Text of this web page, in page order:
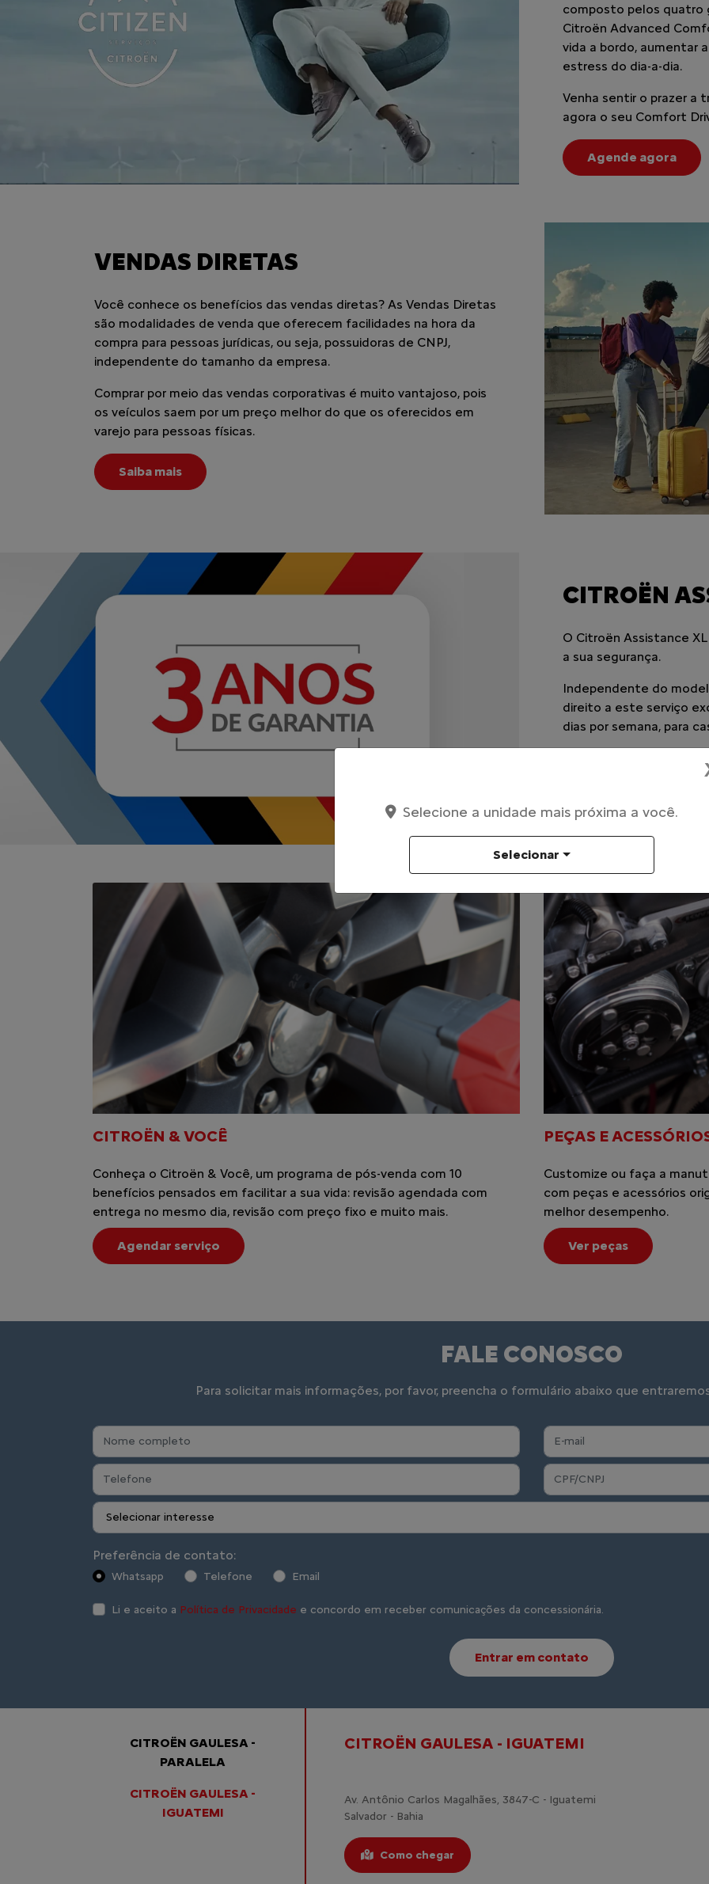
composto pelos quatro
Citroën Advanced
vida a bordo, aumentar
estress do dia-a-dia.
Venha sentir o prazer a
agora o seu Comfort
Agende agora
VENDAS DIRETAS
Você conhece os benefícios das vendas diretas? As Vendas Diretas
são modalidades de venda que oferecem facilidades na hora da
compra para pessoas jurídicas, ou seja, possuidoras de CNPJ,
independente do tamanho da empresa.
Comprar por meio das vendas corporativas é muito vantajoso, pois
os veículos saem por um preço melhor do que os oferecidos em
varejo para pessoas físicas.
Saiba mais
CITROËN
O Citroën Assistance
a sua segurança.
Independente do
direito a este serviço
dias por semana, para
CITROËN & VOCÊ
Conheça o Citroën & Você, um programa de pós-venda com 10
benefícios pensados em facilitar a sua vida: revisão agendada com
entrega no mesmo dia, revisão com preço fixo e muito mais.
Agendar serviço
PEÇAS E
Customize ou faça a
com peças e acessórios
melhor desempenho.
Ver peças
FALE CONOSCO
Para solicitar mais informações, por favor, preencha o formulário abaixo que
Preferência de contato:
Whatsapp Telefone Email
Li e aceito a Política de Privacidade e concordo em receber comunicações da concessionária.
Entrar em contato
CITROËN GAULESA -
PARALELA
CITROËN GAULESA -
IGUATEMI
CITROËN GAULESA - IGUATEMI
Av. Antônio Carlos Magalhães, 3847-C - Iguatemi
Salvador - Bahia
Como chegar
Selecione a unidade mais próxima a você.
Selecionar